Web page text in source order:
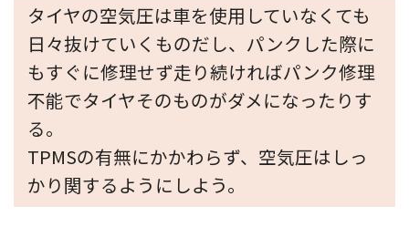
タイヤの空気圧は車を使用していなくても
日々抜けていくものだし、パンクした際に
もすぐに修理せず走り続ければパンク修理
不能でタイヤそのものがダメになったりす
る。
TPMSの有無にかかわらず、空気圧はしっ
かり関するようにしよう。